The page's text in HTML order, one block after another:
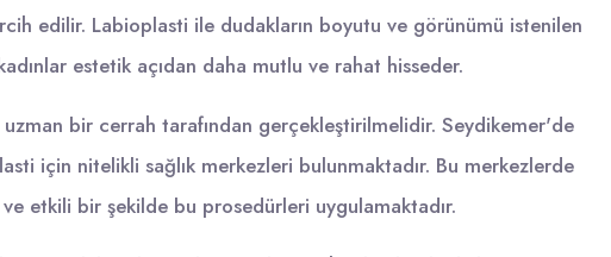
edilir. Labioplasti ile dudakların boyutu ve görünümü istenilen
estetik açıdan daha mutlu ve rahat hisseder.
bir cerrah tarafından gerçekleştirilmelidir. Seydikemer'de
için nitelikli sağlık merkezleri bulunmaktadır. Bu merkezlerde
etkili bir şekilde bu prosedürleri uygulamaktadır.